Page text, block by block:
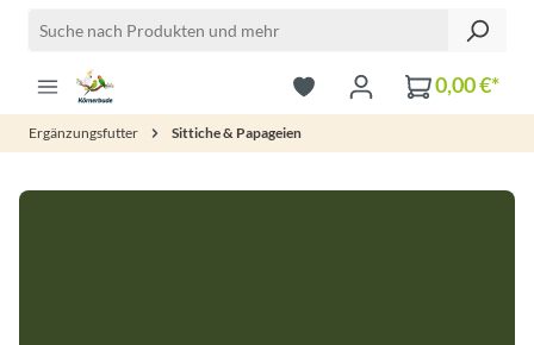
Zum Hauptinhalt springen
0,00 €*
Ergänzungsfutter Sittiche & Papageien